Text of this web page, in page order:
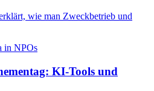
wie man Zweckbetrieb und
KI-Tools und